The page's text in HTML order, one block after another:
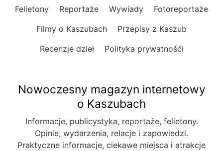
Felietony Reportaże Wywiady
Fotoreportaże
Filmy o Kaszubach
Przepisy z Kaszub
Recenzje dzieł
Polityka prywatnośći
Nowoczesny magazyn internetowy
o Kaszubach
Informacje, publicystyka, reportaże, felietony.
Opinie, wydarzenia, relacje i zapowiedzi.
Praktyczne informacje, ciekawe miejsca i atrakcje